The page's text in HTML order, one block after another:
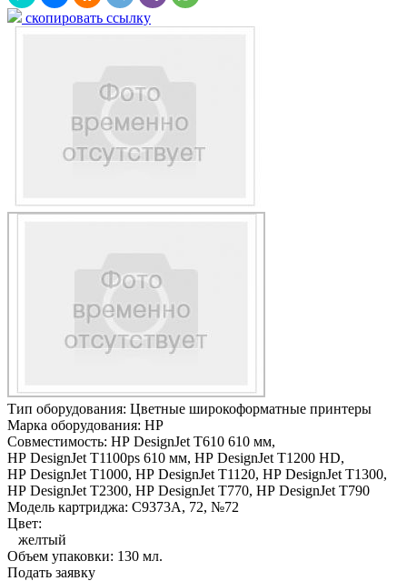
скопировать ссылку
Тип оборудования: Цветные широкоформатные принтеры
Марка оборудования: HP
Совместимость: HP DesignJet T610 610 мм,
HP DesignJet T1100ps 610 мм, HP DesignJet T1200 HD,
HP DesignJet T1000, HP DesignJet T1120, HP DesignJet T1300,
HP DesignJet T2300, HP DesignJet T770, HP DesignJet T790
Модель картриджа: C9373A, 72, №72
Цвет:
желтый
Объем упаковки: 130 мл.
Подать заявку